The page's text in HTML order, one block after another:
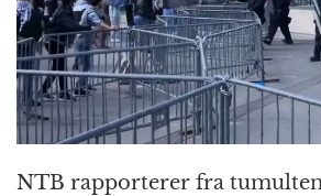
NTB rapporterer fra